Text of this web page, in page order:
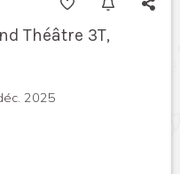
Théâtre 3T,
2025